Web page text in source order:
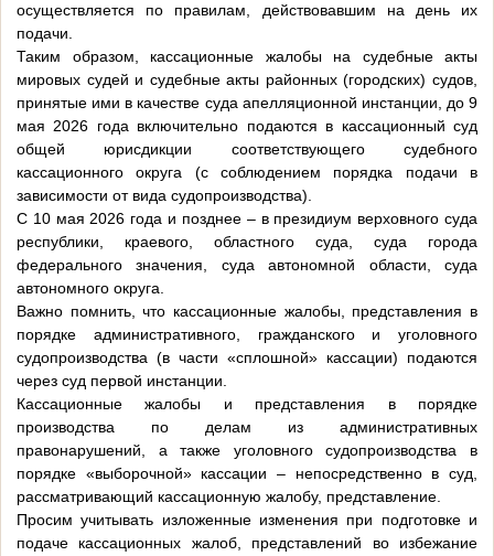
осуществляется по правилам, действовавшим на день их
подачи.
Таким образом, кассационные жалобы на судебные акты
мировых судей и судебные акты районных (городских) судов,
принятые ими в качестве суда апелляционной инстанции, до 9
мая 2026 года включительно подаются в кассационный суд
общей юрисдикции соответствующего судебного
кассационного округа (с соблюдением порядка подачи в
зависимости от вида судопроизводства).
С 10 мая 2026 года и позднее – в президиум верховного суда
республики, краевого, областного суда, суда города
федерального значения, суда автономной области, суда
автономного округа.
Важно помнить, что кассационные жалобы, представления в
порядке административного, гражданского и уголовного
судопроизводства (в части «сплошной» кассации) подаются
через суд первой инстанции.
Кассационные жалобы и представления в порядке
производства по делам из административных
правонарушений, а также уголовного судопроизводства в
порядке «выборочной» кассации – непосредственно в суд,
рассматривающий кассационную жалобу, представление.
Просим учитывать изложенные изменения при подготовке и
подаче кассационных жалоб, представлений во избежание